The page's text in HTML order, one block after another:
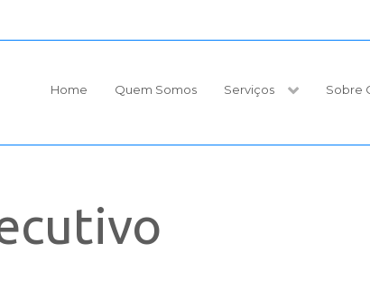
Home Quem Somos Serviços Sobre